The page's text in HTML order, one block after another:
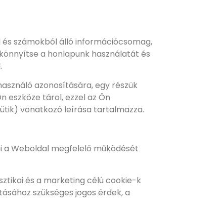
számokból álló információcsomag,
a honlapunk használatát és
azonosítására, egy részük
tárol, ezzel az Ön
vonatkozó leírása tartalmazza.
Weboldal megfelelő működését
és a marketing célú cookie-k
szükséges jogos érdek, a